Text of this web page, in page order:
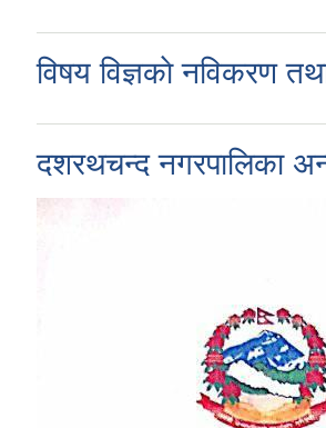
विषय विज्ञकाे नविकरण
दशरथचन्द नगरपालिका